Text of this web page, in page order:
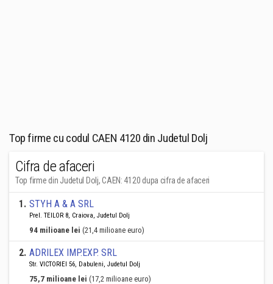
Top firme cu codul CAEN 4120 din Judetul Dolj
Cifra de afaceri
Top firme din Judetul Dolj, CAEN: 4120 dupa cifra de afaceri
1. STYH A & A SRL
Prel. TEILOR 8, Craiova, Judetul Dolj
94 milioane lei (21,4 milioane euro)
2. ADRILEX IMP.EXP. SRL
Str. VICTORIEI 56, Dabuleni, Judetul Dolj
75,7 milioane lei (17,2 milioane euro)